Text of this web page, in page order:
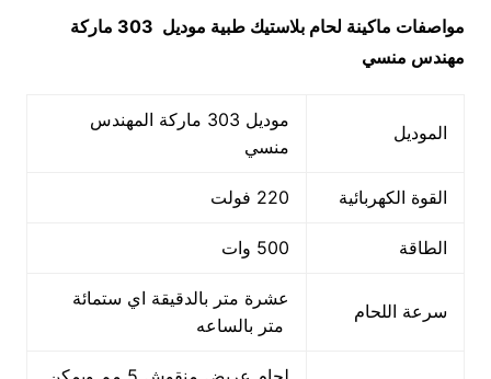
مواصفات ماكينة لحام بلاستيك طبية
موديل 303 ماركة
مهندس منسي
الموديل
موديل 303 ماركة المهندس
منسي
القوة الكهربائية 220 فولت
الطاقة 500 وات
سرعة اللحام
عشرة متر بالدقيقة اي ستمائة
متر بالساعه